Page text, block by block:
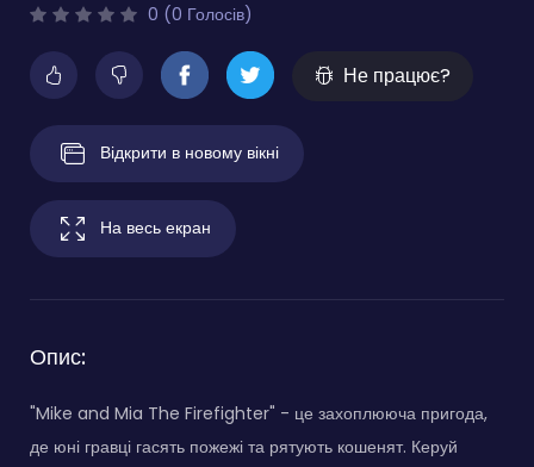
0 (0 Голосів)
Не працює?
Відкрити в новому вікні
На весь екран
Опис:
"Mike and Mia The Firefighter" - це захоплююча пригода,
де юні гравці гасять пожежі та рятують кошенят. Керуй